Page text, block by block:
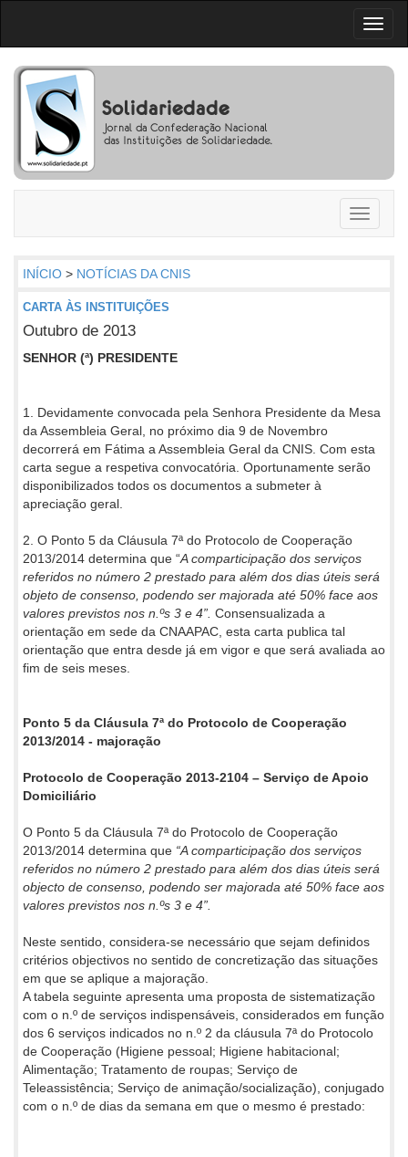
Toggle
INÍCIO > NOTÍCIAS DA CNIS
CARTA ÀS INSTITUIÇÕES
Outubro de 2013
SENHOR (ª) PRESIDENTE
1. Devidamente convocada pela Senhora Presidente da Mesa
da Assembleia Geral, no próximo dia 9 de Novembro
decorrerá em Fátima a Assembleia Geral da CNIS. Com esta
carta segue a respetiva convocatória. Oportunamente serão
disponibilizados todos os documentos a submeter à
apreciação geral.
2. O Ponto 5 da Cláusula 7ª do Protocolo de Cooperação
2013/2014 determina que “A comparticipação dos serviços
referidos no número 2 prestado para além dos dias úteis será
objeto de consenso, podendo ser majorada até 50% face aos
valores previstos nos n.ºs 3 e 4”. Consensualizada a
orientação em sede da CNAAPAC, esta carta publica tal
orientação que entra desde já em vigor e que será avaliada ao
fim de seis meses.
Ponto 5 da Cláusula 7ª do Protocolo de Cooperação
2013/2014 - majoração
Protocolo de Cooperação 2013-2104 – Serviço de Apoio
Domiciliário
O Ponto 5 da Cláusula 7ª do Protocolo de Cooperação
2013/2014 determina que “A comparticipação dos serviços
referidos no número 2 prestado para além dos dias úteis será
objecto de consenso, podendo ser majorada até 50% face aos
valores previstos nos n.ºs 3 e 4”.
Neste sentido, considera-se necessário que sejam definidos
critérios objectivos no sentido de concretização das situações
em que se aplique a majoração.
A tabela seguinte apresenta uma proposta de sistematização
com o n.º de serviços indispensáveis, considerados em função
dos 6 serviços indicados no n.º 2 da cláusula 7ª do Protocolo
de Cooperação (Higiene pessoal; Higiene habitacional;
Alimentação; Tratamento de roupas; Serviço de
Teleassistência; Serviço de animação/socialização), conjugado
com o n.º de dias da semana em que o mesmo é prestado: